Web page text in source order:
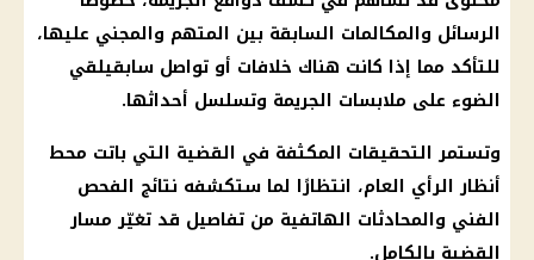
الرسائل والمكالمات السابقة بين المتهم والمجني عليها،
للتأكد مما إذا كانت هناك خلافات أو تواصل سابقيلقي
الضوء على ملابسات الجريمة وتسلسل أحداثها.
وتستمر التحقيقات المكثفة في القضية التي باتت محط
أنظار الرأي العام، انتظارًا لما ستكشفه نتائج الفحص
الفني والمحادثات الهاتفية من تفاصيل قد تغيّر مسار
القضية بالكامل.